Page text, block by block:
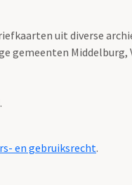
uit diverse
gemeenten Middelburg,
en gebruiksrecht.